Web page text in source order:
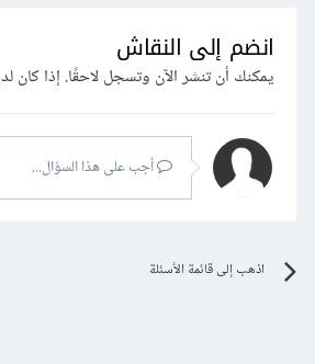
انضم إلى النقاش
يمكنك أن تنشر الآن وتسجل لاحقًا. إذا كان
أجب على هذا السؤال...
اذهب إلى قائمة الأسئلة